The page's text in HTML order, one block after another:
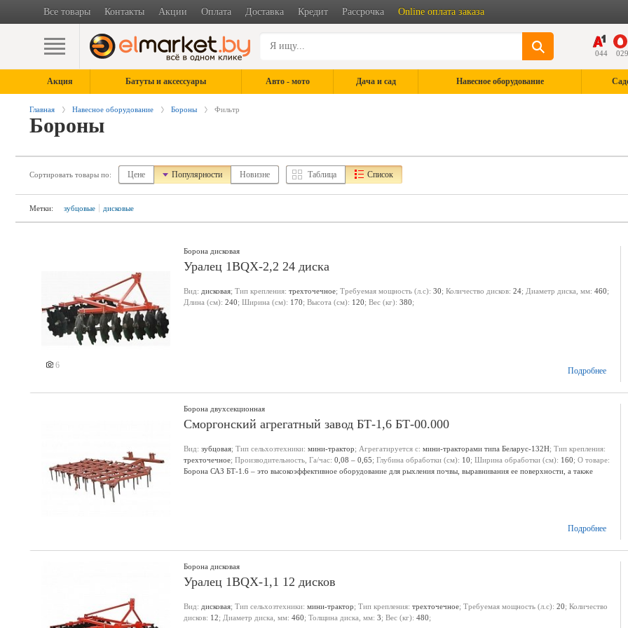
Все товары Контакты Акции Оплата Доставка Кредит Рассрочка Online оплата заказа
044 029
Акция Батуты и аксессуары Авто - мото Дача и сад Навесное оборудование
Главная Навесное оборудование Бороны Фильтр
Бороны
Сортировать товары по: Цене Популярности Новизне Таблица Список
Метки: зубцовые дисковые
6
Борона дисковая
Уралец 1BQX-2,2 24 диска
Вид: дисковая; Тип крепления: трехточечное; Требуемая мощность (л.с): 30; Количество дисков: 24; Диаметр диска, мм: 460;
Длина (см): 240; Ширина (см): 170; Высота (см): 120; Вес (кг): 380;
Подробнее
Борона двухсекционная
Сморгонский агрегатный завод БТ-1,6 БТ-00.000
Вид: зубцовая; Тип сельхозтехники: мини-трактор; Агрегатируется с: мини-тракторами типа Беларус-132Н; Тип крепления:
трехточечное; Производительность, Га/час: 0,08 – 0,65; Глубина обработки (см): 10; Ширина обработки (см): 160; О товаре:
Борона САЗ БТ-1.6 – это высокоэффективное оборудование для рыхления почвы, выравнивания ее поверхности, а также
для установки на трехточечную навеску мини-трактора. Габариты бороны САЗ БТ-1.6 составляют 91 см в длину, 163 см в
произведена в Беларуси и не предназначена для промышленного использования в сельском хозяйстве, поэтому это
91х163х45.9;
Подробнее
Борона дисковая
Уралец 1BQX-1,1 12 дисков
Вид: дисковая; Тип сельхозтехники: мини-трактор; Тип крепления: трехточечное; Требуемая мощность (л.с): 20; Количество
дисков: 12; Диаметр диска, мм: 460; Толщина диска, мм: 3; Вес (кг): 480;